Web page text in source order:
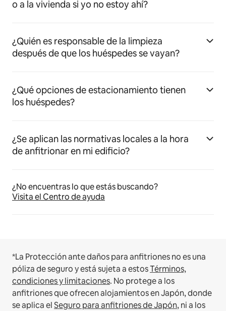
o a la vivienda si yo no estoy ahí?
¿Quién es responsable de la limpieza
después de que los huéspedes se vayan?
¿Qué opciones de estacionamiento tienen
los huéspedes?
¿Se aplican las normativas locales a la hora
de anfitrionar en mi edificio?
¿No encuentras lo que estás buscando?
Visita el Centro de ayuda
*La Protección ante daños para anfitriones no es una
póliza de seguro y está sujeta a estosTérminos,
condiciones y limitaciones. No protege a los
anfitriones que ofrecen alojamientos en Japón, donde
se aplica elSeguro para anfitriones de Japón, ni a los